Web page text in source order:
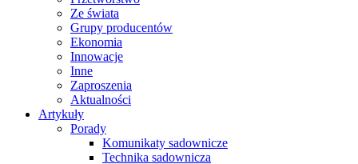
Ze świata
Grupy producentów
Ekonomia
Innowacje
Inne
Zaproszenia
Aktualności
Artykuły
Porady
Komunikaty sadownicze
Technika sadownicza